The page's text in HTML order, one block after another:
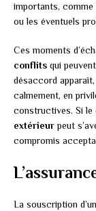
importants,
ou les éventuels
Ces moments
conflits qui
désaccord
calmement, en
constructives. Si le
extérieurpeut
compromis
La souscription